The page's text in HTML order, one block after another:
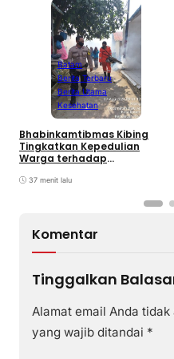
Batam
Berita Terbaru
Berita Utama
Kesehatan
Bhabinkamtibmas Kibing
Tingkatkan Kepedulian
Warga terhadap
37 menit lalu
Komentar
Tinggalkan
Alamat email Anda
yang wajib ditandai *